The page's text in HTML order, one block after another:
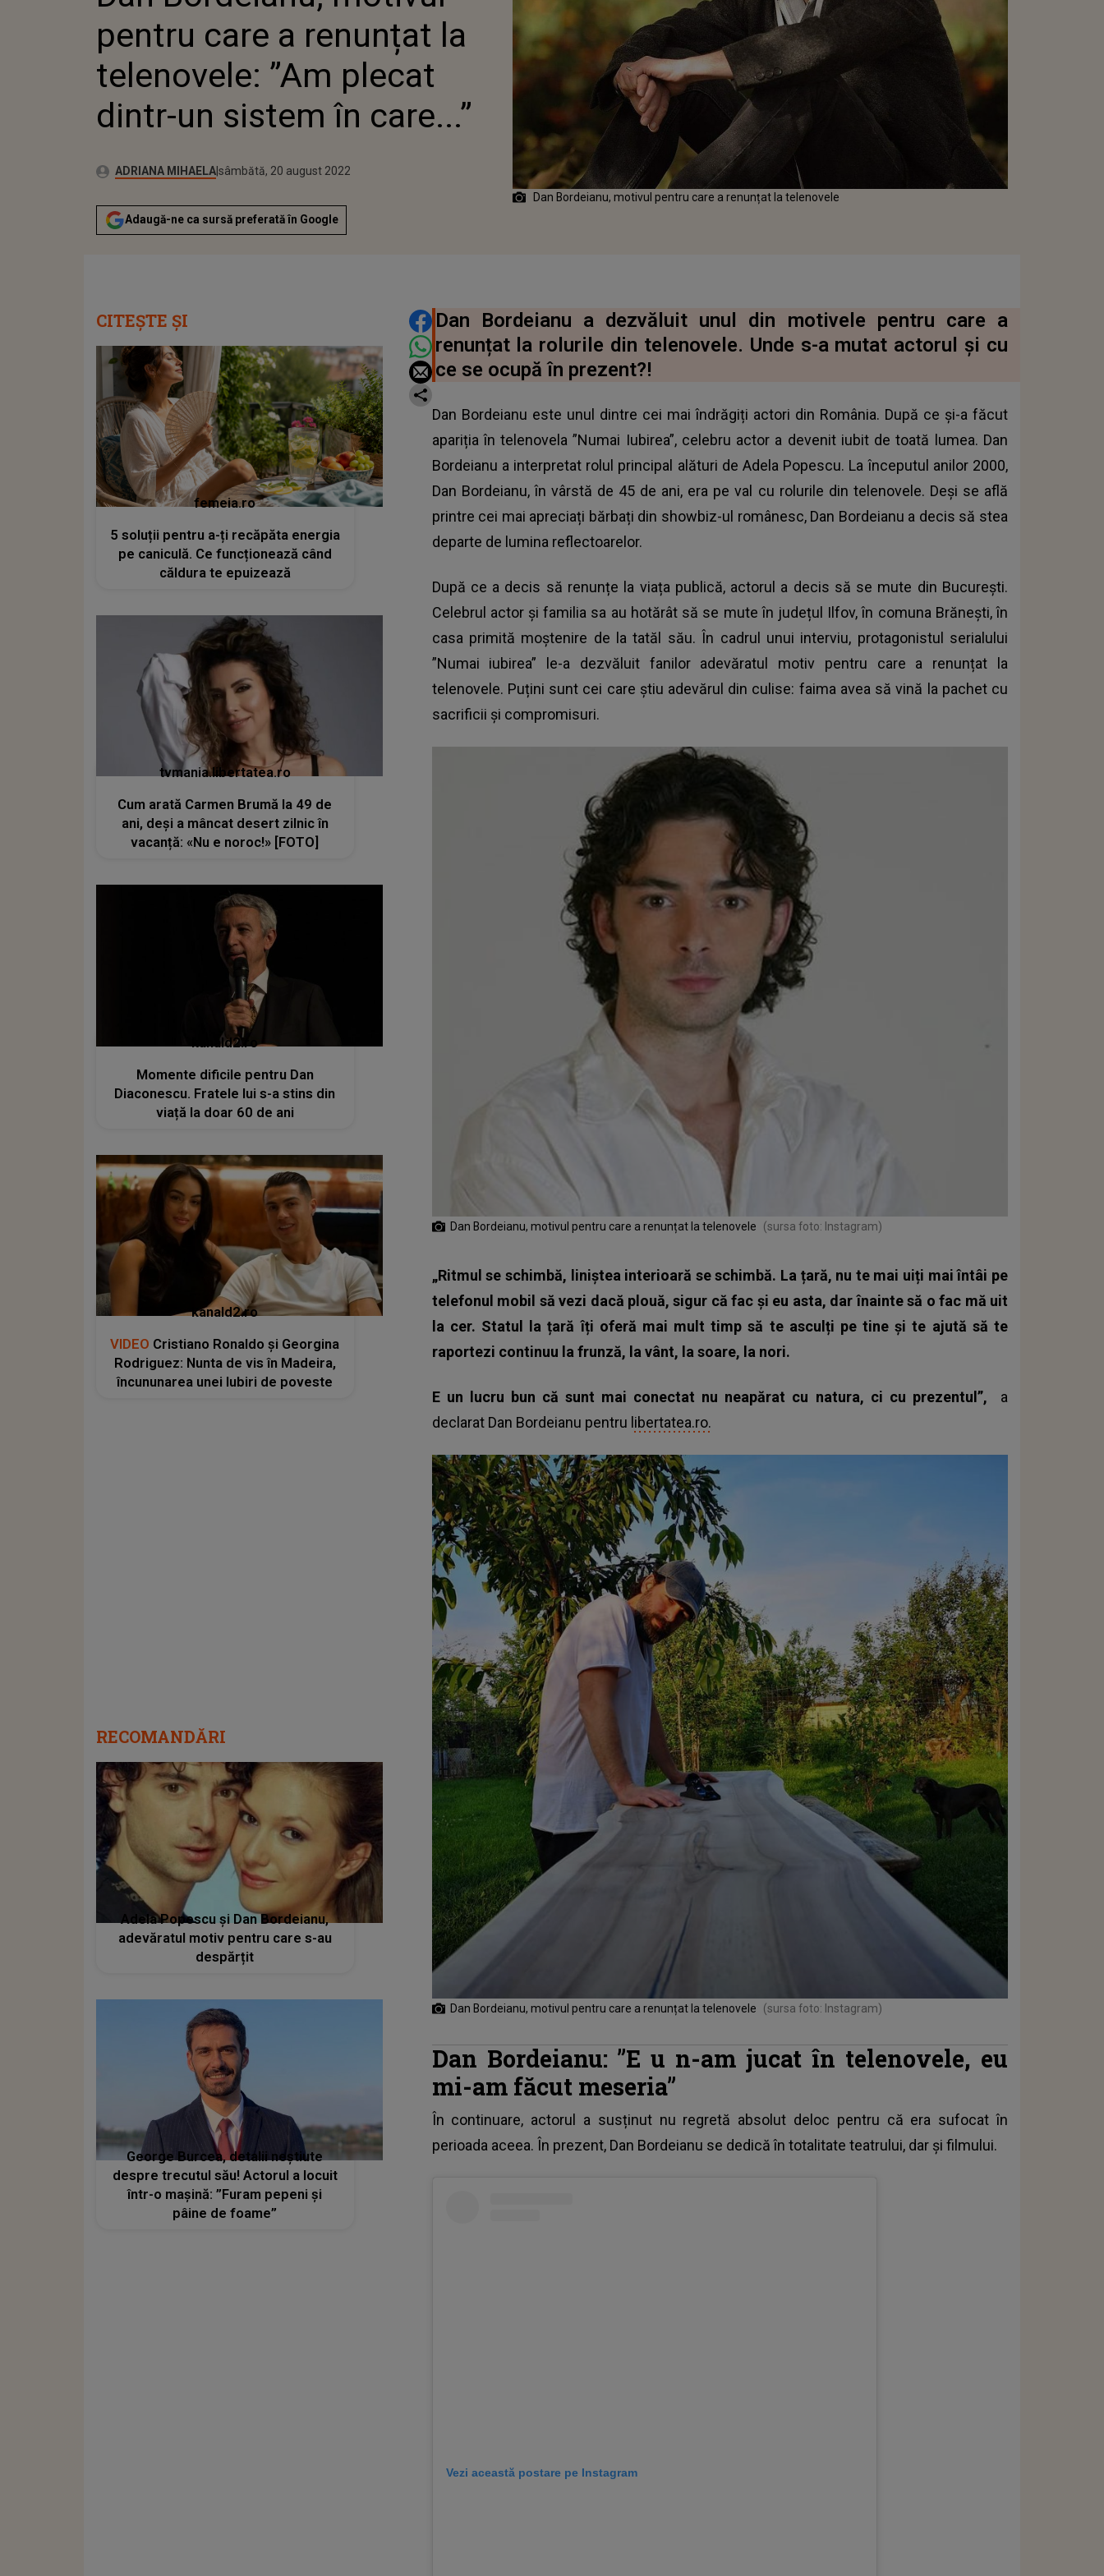
DINTR-UN SISTEM ÎN CARE...”
pentru care a renunțat la
telenovele: ”Am plecat
dintr-un sistem în care...”
Autor:ADRIANA MIHAELAPublicat:
vineri, 20 august 2021
Actualizat:
sâmbătă, 20 august 2022
Adaugă-ne ca sursă preferată în Google
Dan Bordeianu, motivul pentru care a renunțat la telenovele
DISTRIBUIE ARTICOLUL
Dan Bordeianu a dezvăluit unul din motivele pentru care a
renunțat la rolurile din telenovele. Unde s-a mutat actorul și cu
ce se ocupă în prezent?!
Dan Bordeianu este unul dintre cei mai îndrăgiți actori din România. După ce și-a făcut
apariția în telenovela ”Numai Iubirea”, celebru actor a devenit iubit de toată lumea. Dan
Bordeianu a interpretat rolul principal alături de Adela Popescu. La începutul anilor 2000,
Dan Bordeianu, în vârstă de 45 de ani, era pe val cu rolurile din telenovele. Deși se află
printre cei mai apreciați bărbați din showbiz-ul românesc, Dan Bordeianu a decis să stea
departe de lumina reflectoarelor.
După ce a decis să renunțe la viața publică, actorul a decis să se mute din București.
Celebrul actor și familia sa au hotărât să se mute în județul Ilfov, în comuna Brănești, în
casa primită moștenire de la tatăl său. În cadrul unui interviu, protagonistul serialului
”Numai iubirea” le-a dezvăluit fanilor adevăratul motiv pentru care a renunțat la
telenovele. Puțini sunt cei care știu adevărul din culise: faima avea să vină la pachet cu
sacrificii și compromisuri.
Dan Bordeianu, motivul pentru care a renunțat la telenovele (sursa foto: Instagram)
„Ritmul se schimbă, liniștea interioară se schimbă. La țară, nu te mai uiți mai întâi pe
telefonul mobil să vezi dacă plouă, sigur că fac și eu asta, dar înainte să o fac mă uit
la cer. Statul la țară îți oferă mai mult timp să te asculți pe tine și te ajută să te
raportezi continuu la frunză, la vânt, la soare, la nori.
E un lucru bun că sunt mai conectat nu neapărat cu natura, ci cu prezentul”, a
declarat Dan Bordeianu pentru libertatea.ro.
Dan Bordeianu, motivul pentru care a renunțat la telenovele (sursa foto: Instagram)
Dan Bordeianu: ”Eu n-am jucat în telenovele, eu
mi-am făcut meseria”
În continuare, actorul a susținut nu regretă absolut deloc pentru că era sufocat în
perioada aceea. În prezent, Dan Bordeianu se dedică în totalitate teatrului, dar și filmului.
Vezi această postare pe Instagram
CITEȘTE ȘI
femeia.ro
5 soluții pentru a-ți recăpăta energia
pe caniculă. Ce funcționează când
căldura te epuizează
tvmania.libertatea.ro
Cum arată Carmen Brumă la 49 de
ani, deși a mâncat desert zilnic în
vacanță: «Nu e noroc!» [FOTO]
kanald2.ro
Momente dificile pentru Dan
Diaconescu. Fratele lui s-a stins din
viață la doar 60 de ani
kanald2.ro
VIDEO Cristiano Ronaldo și Georgina
Rodriguez: Nunta de vis în Madeira,
încununarea unei Iubiri de poveste
RECOMANDĂRI
Adela Popescu și Dan Bordeianu,
adevăratul motiv pentru care s-au
despărțit
George Burcea, detalii neștiute
despre trecutul său! Actorul a locuit
într-o mașină: ”Furam pepeni și
pâine de foame”